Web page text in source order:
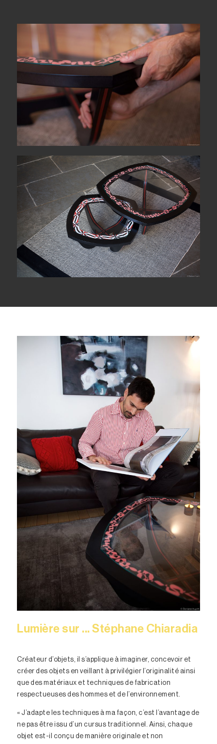
Lumière sur ... Stéphane Chiaradia
Créateur d’objets, il s’applique à imaginer, concevoir et
créer des objets en veillant à privilégier l’originalité ainsi
que des matériaux et techniques de fabrication
respectueuses des hommes et de l’environnement.
« J’adapte les techniques à ma façon, c’est l’avantage de
ne pas être issu d’un cursus traditionnel. Ainsi, chaque
objet est-il conçu de manière originale et non